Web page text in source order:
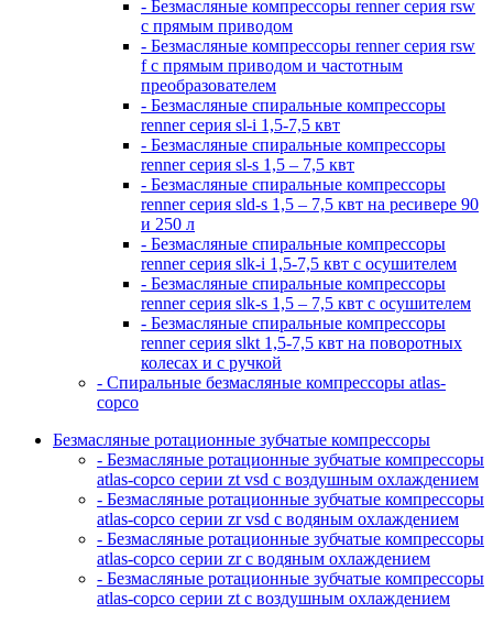
- Безмасляные компрессоры renner серия rsw
с прямым приводом
- Безмасляные компрессоры renner серия rsw
f с прямым приводом и частотным
преобразователем
- Безмасляные спиральные компрессоры
renner серия sl-i 1,5-7,5 квт
- Безмасляные спиральные компрессоры
renner серия sl-s 1,5 – 7,5 квт
- Безмасляные спиральные компрессоры
renner серия sld-s 1,5 – 7,5 квт на ресивере 90
и 250 л
- Безмасляные спиральные компрессоры
renner серия slk-i 1,5-7,5 квт с осушителем
- Безмасляные спиральные компрессоры
renner серия slk-s 1,5 – 7,5 квт с осушителем
- Безмасляные спиральные компрессоры
renner серия slkt 1,5-7,5 квт на поворотных
колесах и с ручкой
- Спиральные безмасляные компрессоры atlas-
copco
Безмасляные ротационные зубчатые компрессоры
- Безмасляные ротационные зубчатые компрессоры
atlas-copco серии zt vsd с воздушным охлаждением
- Безмасляные ротационные зубчатые компрессоры
atlas-copco серии zr vsd с водяным охлаждением
- Безмасляные ротационные зубчатые компрессоры
atlas-copco серии zr с водяным охлаждением
- Безмасляные ротационные зубчатые компрессоры
atlas-copco серии zt с воздушным охлаждением